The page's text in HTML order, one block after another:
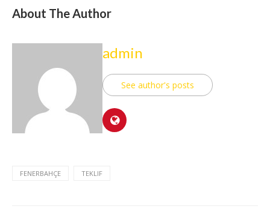
About The Author
admin
See author's posts
FENERBAHÇE TEKLIF